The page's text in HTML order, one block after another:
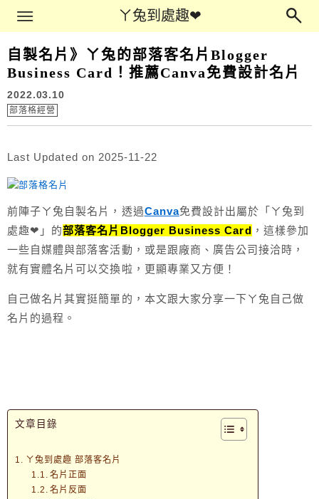
ㄚ兔到處趣❤
Main Menu
自製名片》ㄚ兔的部落客名片Blogger
Business Card！推薦Canva免費設計名片
2022.03.10
部落格經營
Last Updated on 2025-11-22
前陣子ㄚ兔自製名片，透過Canva免費設計出屬於「ㄚ兔到
處趣❤」的部落客名片Blogger Business Card ，這樣參加
一些自媒體與部落客活動，或是跟廠商、廣告公司接洽時，
就有實體名片可以交換啦，更顯專業又方便！
自己做名片其實挺簡單的，本文跟大家分享一下ㄚ兔自己做
名片的過程。
文章目錄
ㄚ兔到處趣 部落客名片
名片正面
名片反面